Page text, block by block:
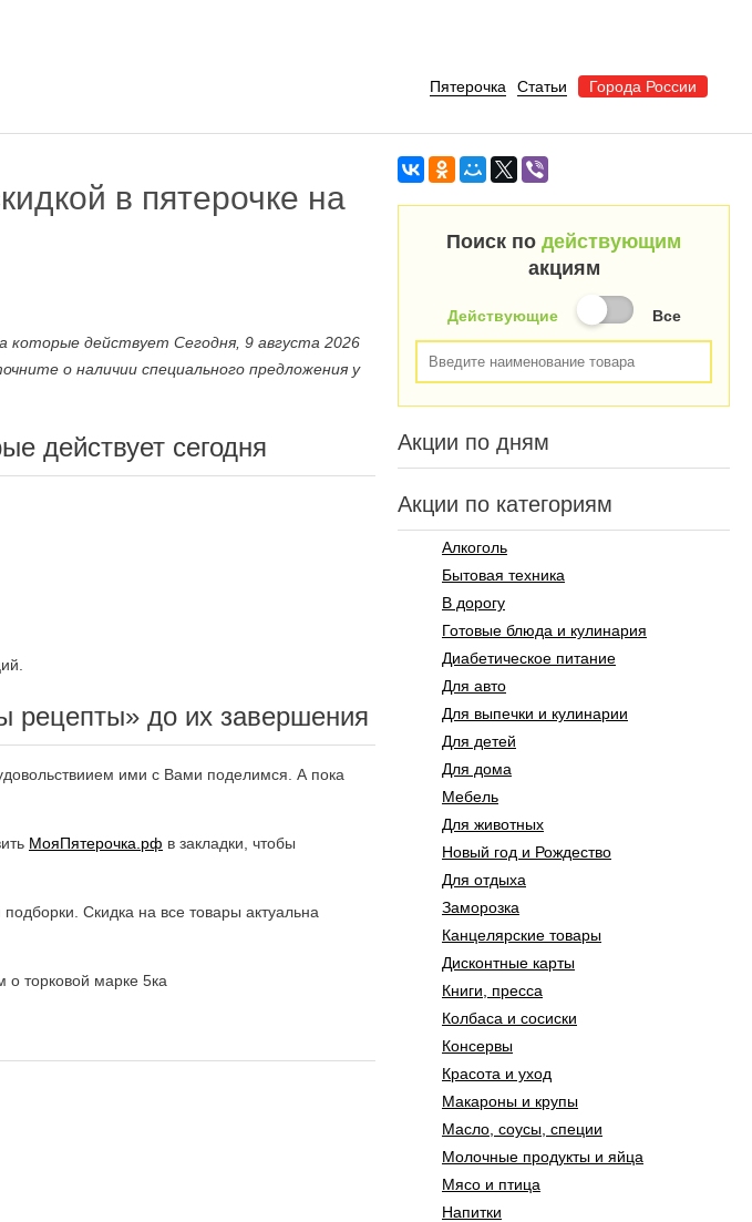
Пятерочка Статьи Города России
в пятерочке на
которые действует Сегодня, 9 августа 2026
о наличии специального предложения у
действует сегодня
рецепты» до их завершения
ими с Вами поделимся. А пока
МояПятерочка.рф в закладки, чтобы
Скидка на все товары актуальна
торковой марке 5ка
Поиск по действующим
акциям
Действующие Все
Акции по дням
Акции по категориям
Алкоголь
Бытовая техника
В дорогу
Готовые блюда и кулинария
Диабетическое питание
Для авто
Для выпечки и кулинарии
Для детей
Для дома
Мебель
Для животных
Новый год и Рождество
Для отдыха
Заморозка
Канцелярские товары
Дисконтные карты
Книги, пресса
Колбаса и сосиски
Консервы
Красота и уход
Макароны и крупы
Масло, соусы, специи
Молочные продукты и яйца
Мясо и птица
Напитки